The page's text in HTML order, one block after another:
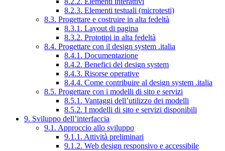
8.2.3. Elementi testuali (microtesti)
8.3. Progettare e costruire in alta fedeltà
8.3.1. Layout di pagina
8.3.2. Prototipi in alta fedeltà
8.4. Progettare con il design system .italia
8.4.1. Documentazione
8.4.2. Benefici del design system
8.4.3. Risorse operative
8.4.4. Come contribuire al design system .italia
8.5. Progettare con i modelli di sito e servizi
8.5.1. Vantaggi dell’utilizzo dei modelli
8.5.2. I modelli di sito e servizi disponibili
9. Sviluppo dell’interfaccia
9.1. Approccio allo sviluppo
9.1.1. Attività preliminari
9.1.2. Web design responsivo e accessibile